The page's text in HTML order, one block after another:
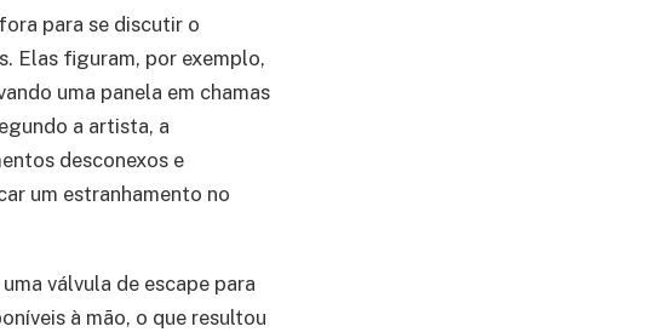
para se discutir o
Elas figuram, por exemplo,
uma panela em chamas
a artista, a
desconexos e
um estranhamento no
válvula de escape para
à mão, o que resultou